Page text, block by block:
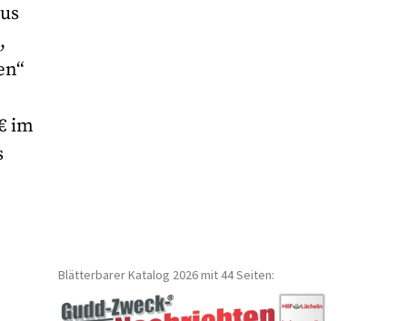
im
Blätterbarer Katalog 2026 mit 44 Seiten: